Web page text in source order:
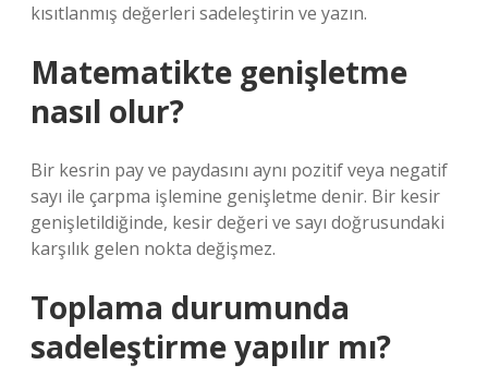
kısıtlanmış değerleri sadeleştirin ve yazın.
Matematikte genişletme
nasıl olur?
Bir kesrin pay ve paydasını aynı pozitif veya negatif
sayı ile çarpma işlemine genişletme denir. Bir kesir
genişletildiğinde, kesir değeri ve sayı doğrusundaki
karşılık gelen nokta değişmez.
Toplama durumunda
sadeleştirme yapılır mı?